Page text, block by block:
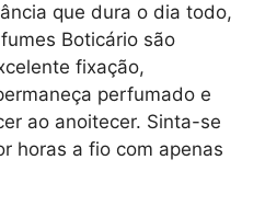
que dura o dia todo,
Boticário são
fixação,
perfumado e
ao anoitecer. Sinta-se
horas a fio com apenas